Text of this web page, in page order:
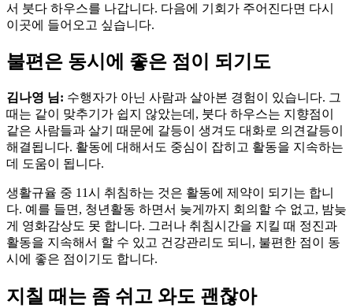
서 붓다 하우스를 나갑니다. 다음에 기회가 주어진다면 다시
이곳에 들어오고 싶습니다.
불편은 동시에 좋은 점이 되기도
김나영 님: 수행자가 아닌 사람과 살아본 경험이 있습니다. 그
때는 같이 맞추기가 쉽지 않았는데, 붓다 하우스는 지향점이
같은 사람들과 살기 때문에 갈등이 생겨도 대화로 의견갈등이
해결됩니다. 활동에 대해서도 중심이 잡히고 활동을 지속하는
데 도움이 됩니다.
생활규율 중 11시 취침하는 것은 활동에 제약이 되기는 합니
다. 예를 들면, 청년활동 하면서 늦게까지 회의할 수 없고, 밤늦
게 영화감상도 못 합니다. 그러나 취침시간을 지킬 때 정진과
활동을 지속해서 할 수 있고 건강관리도 되니, 불편한 점이 동
시에 좋은 점이기도 합니다.
지칠 때는 좀 쉬고 와도 괜찮아